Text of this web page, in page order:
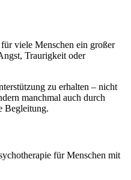
viele Menschen ein großer
Traurigkeit oder
zu erhalten – nicht
manchmal auch durch
Begleitung.
für Menschen mit